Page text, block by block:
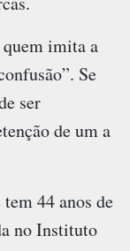
quem imita a
Se
ser
de um a
44 anos de
no Instituto